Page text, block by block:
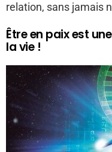
relation, sans jamais
Être en paix est
la vie !